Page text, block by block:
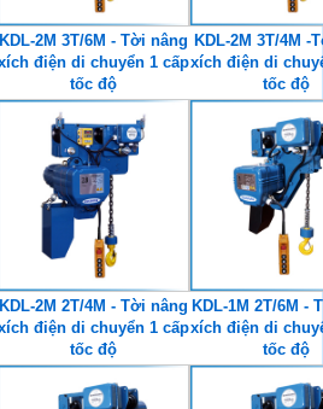
KDL-2M 3T/6M - Tời nâng
điện di chuyển 1 cấp
tốc độ
KDL-2M 3T/4M -
xích điện di
tốc độ
KDL-2M 2T/4M - Tời nâng
điện di chuyển 1 cấp
tốc độ
KDL-1M 2T/6M -
xích điện di
tốc độ